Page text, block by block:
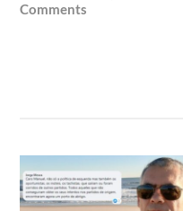
Comments